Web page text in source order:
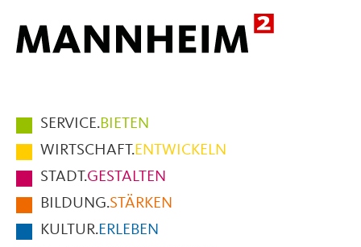
Hauptmenüpunkte
im
Fußbereich
der
Seite
SERVICE.BIETEN
WIRTSCHAFT.ENTWICKELN
STADT.GESTALTEN
BILDUNG.STÄRKEN
KULTUR.ERLEBEN